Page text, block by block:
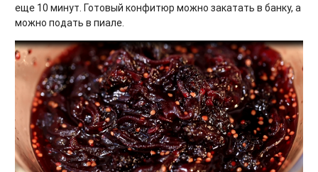
еще 10 минут. Готовый конфитюр можно закатать в банку, а
можно подать в пиале.